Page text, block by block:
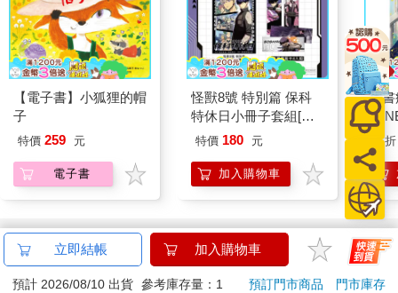
【電子書】小狐狸的帽
子
特價 259 元
電子書
怪獸8號 特別篇 保科
特休日小冊子套組[限
加購]
特價 180 元
加入購物車
小
成
段！
折
訂購/退換貨須知
加入金石堂 LINE 官方帳號『完成綁定』，隨時掌握出貨動
立即結帳 加入購物車
預計 2026/08/10 出貨 參考庫存量：1 預訂門市商品
門市庫存